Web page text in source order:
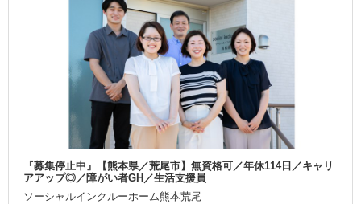
『募集停止中』【熊本県／荒尾市】無資格可／年休114日／キャリ
アアップ◎／障がい者GH／生活支援員
ソーシャルインクルーホーム熊本荒尾